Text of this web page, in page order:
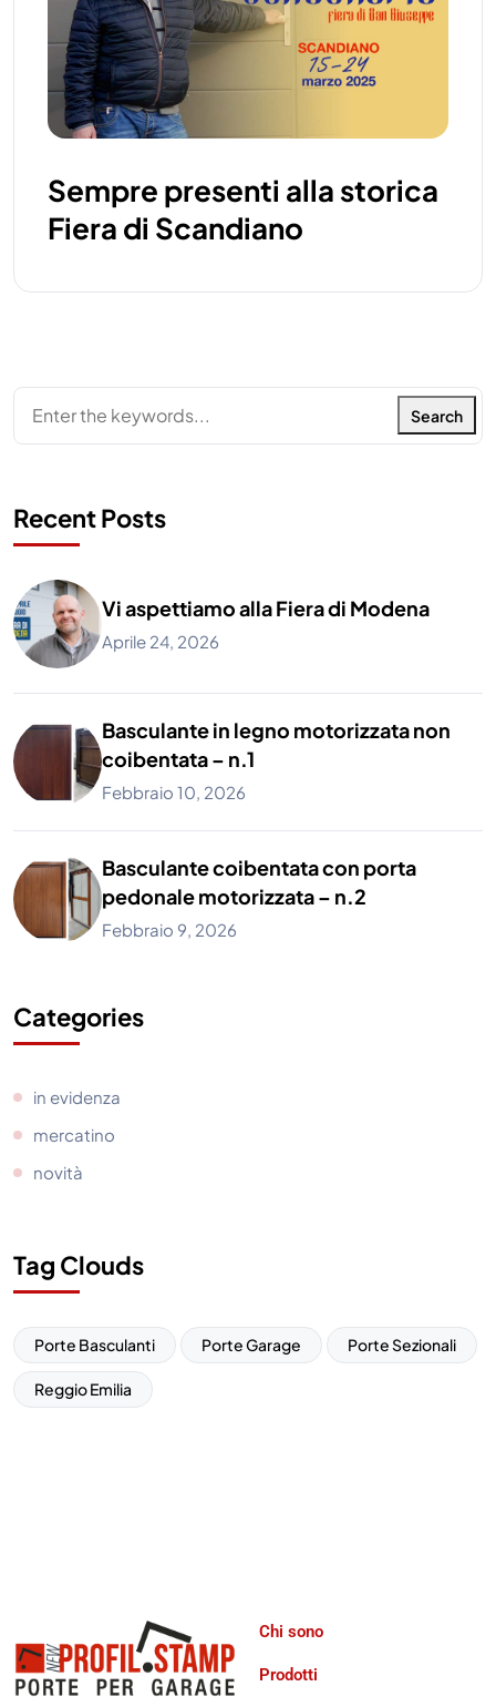
Sempre presenti alla storica
Fiera di Scandiano
Search
Recent Posts
Vi aspettiamo alla Fiera di Modena
Aprile 24, 2026
Basculante in legno motorizzata non
coibentata – n.1
Febbraio 10, 2026
Basculante coibentata con porta
pedonale motorizzata – n.2
Febbraio 9, 2026
Categories
in evidenza
mercatino
novità
Tag Clouds
Porte Basculanti Porte Garage Porte Sezionali
Reggio Emilia
Chi sono
Prodotti